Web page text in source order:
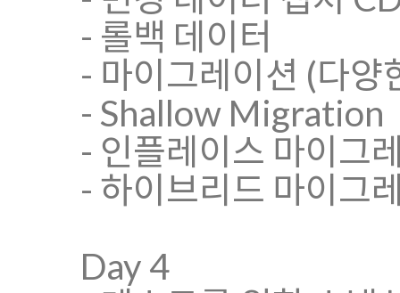
- 롤백 데이터
- 마이그레이션 (다
- Shallow Migration
- 인플레이스 마이그
- 하이브리드 마이그
Day 4